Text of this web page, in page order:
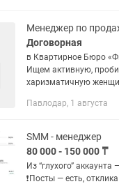
Менеджер по
Договорная
в Квартирное Бюро
Ищем активную,
харизматичную
пальцев и умеет
Павлодар, 1 августа
SMM - менеджер
80 000 - 150 000 ₸
Из “глухого” аккаунта
❗️Посты — есть,